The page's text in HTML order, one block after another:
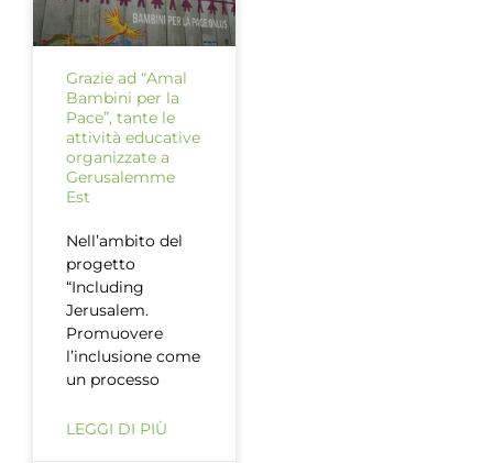
Grazie ad “Amal
Bambini per la
Pace”, tante le
attività educative
organizzate a
Gerusalemme
Est
Nell’ambito del
progetto
“Including
Jerusalem.
Promuovere
l’inclusione come
un processo
LEGGI DI PIÙ